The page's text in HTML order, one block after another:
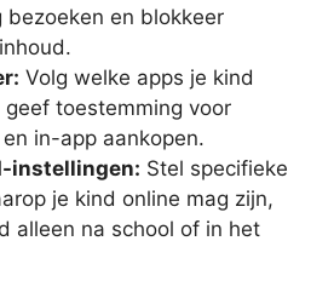
bezoeken en blokkeer
Volg welke apps je kind
toestemming voor
in-app aankopen.
instellingen: Stel specifieke
je kind online mag zijn,
alleen na school of in het